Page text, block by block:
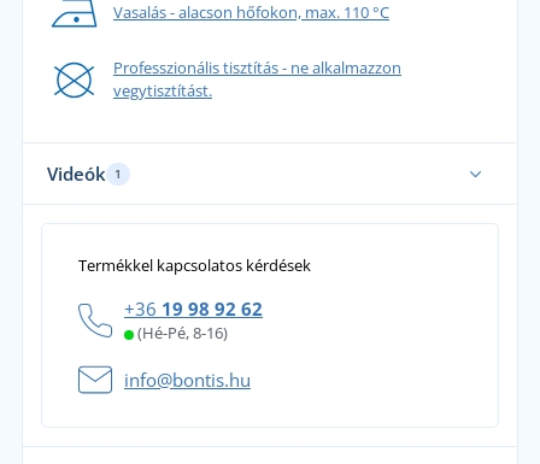
Vasalás - alacson hőfokon, max. 110 °C
Professzionális tisztítás - ne alkalmazzon
vegytisztítást.
Videók 1
Termékkel kapcsolatos kérdések
+36 19 98 92 62
(Hé-Pé, 8-16)
info@bontis.hu